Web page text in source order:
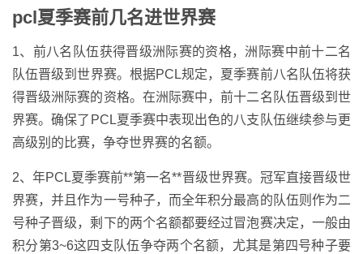
pcl夏季赛前几名进世界赛
1、前八名队伍获得晋级洲际赛的资格，洲际赛中前十二名
队伍晋级到世界赛。根据PCL规定，夏季赛前八名队伍将获
得晋级洲际赛的资格。在洲际赛中，前十二名队伍晋级到世
界赛。确保了PCL夏季赛中表现出色的八支队伍继续参与更
高级别的比赛，争夺世界赛的名额。
2、年PCL夏季赛前**第一名**晋级世界赛。冠军直接晋级世
界赛，并且作为一号种子，而全年积分最高的队伍则作为二
号种子晋级，剩下的两个名额都要经过冒泡赛决定，一般由
积分第3~6这四支队伍争夺两个名额，尤其是第四号种子要